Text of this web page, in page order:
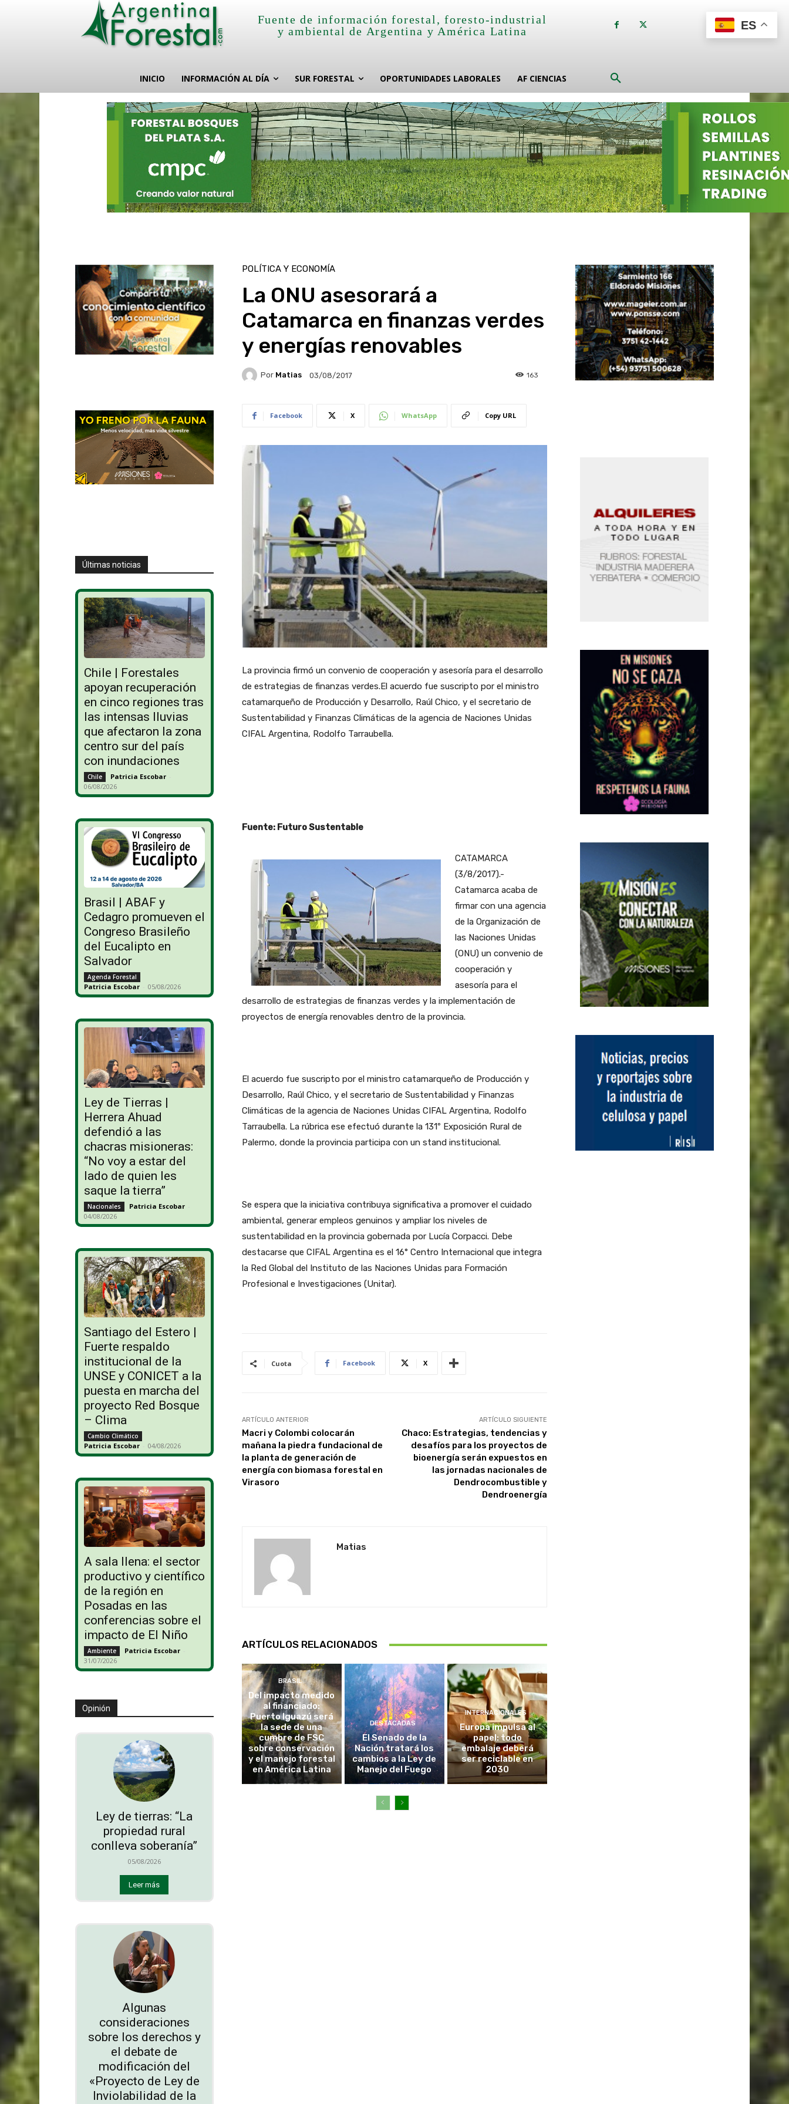
Fuente de información forestal, foresto-industrial
y ambiental de Argentina y América Latina
INICIO INFORMACIÓN AL DÍA SUR FORESTAL OPORTUNIDADES LABORALES AF CIENCIAS
Últimas noticias
Chile | Forestales
apoyan recuperación
en cinco regiones tras
las intensas lluvias
que afectaron la zona
centro sur del país
con inundaciones
Chile Patricia Escobar -
06/08/2026
Brasil | ABAF y
Cedagro promueven el
Congreso Brasileño
del Eucalipto en
Salvador
Agenda Forestal
Patricia Escobar - 05/08/2026
Ley de Tierras |
Herrera Ahuad
defendió a las
chacras misioneras:
“No voy a estar del
lado de quien les
saque la tierra”
Nacionales Patricia Escobar -
04/08/2026
Santiago del Estero |
Fuerte respaldo
institucional de la
UNSE y CONICET a la
puesta en marcha del
proyecto Red Bosque
– Clima
Cambio Climático
Patricia Escobar - 04/08/2026
A sala llena: el sector
productivo y científico
de la región en
Posadas en las
conferencias sobre el
impacto de El Niño
Ambiente Patricia Escobar -
31/07/2026
Opinión
Ley de tierras: “La
propiedad rural
conlleva soberanía”
05/08/2026
Leer más
Algunas
consideraciones
sobre los derechos y
el debate de
modificación del
«Proyecto de Ley de
Inviolabilidad de la
POLÍTICA Y ECONOMÍA
La ONU asesorará a
Catamarca en finanzas verdes
y energías renovables
Por Matias 03/08/2017 163
Facebook X WhatsApp Copy URL
La provincia firmó un convenio de cooperación y asesoría para el desarrollo
de estrategias de finanzas verdes.El acuerdo fue suscripto por el ministro
catamarqueño de Producción y Desarrollo, Raúl Chico, y el secretario de
Sustentabilidad y Finanzas Climáticas de la agencia de Naciones Unidas
CIFAL Argentina, Rodolfo Tarraubella.
Fuente: Futuro Sustentable
CATAMARCA
(3/8/2017).-
Catamarca acaba de
firmar con una agencia
de la Organización de
las Naciones Unidas
(ONU) un convenio de
cooperación y
asesoría para el
desarrollo de estrategias de finanzas verdes y la implementación de
proyectos de energía renovables dentro de la provincia.
El acuerdo fue suscripto por el ministro catamarqueño de Producción y
Desarrollo, Raúl Chico, y el secretario de Sustentabilidad y Finanzas
Climáticas de la agencia de Naciones Unidas CIFAL Argentina, Rodolfo
Tarraubella. La rúbrica ese efectuó durante la 131º Exposición Rural de
Palermo, donde la provincia participa con un stand institucional.
Se espera que la iniciativa contribuya significativa a promover el cuidado
ambiental, generar empleos genuinos y ampliar los niveles de
sustentabilidad en la provincia gobernada por Lucía Corpacci. Debe
destacarse que CIFAL Argentina es el 16° Centro Internacional que integra
la Red Global del Instituto de las Naciones Unidas para Formación
Profesional e Investigaciones (Unitar).
Cuota Facebook X
ARTÍCULO ANTERIOR
Macri y Colombi colocarán
mañana la piedra fundacional de
la planta de generación de
energía con biomasa forestal en
Virasoro
ARTÍCULO SIGUIENTE
Chaco: Estrategias, tendencias y
desafíos para los proyectos de
bioenergía serán expuestos en
las jornadas nacionales de
Dendrocombustible y
Dendroenergía
Matias
ARTÍCULOS RELACIONADOS
BRASIL
Del impacto medido
al financiado:
Puerto Iguazú será
la sede de una
cumbre de FSC
sobre conservación
y el manejo forestal
en América Latina
DESTACADAS
El Senado de la
Nación tratará los
cambios a la Ley de
Manejo del Fuego
INTERNACIONALES
Europa impulsa al
papel: todo
embalaje deberá
ser reciclable en
2030
ES